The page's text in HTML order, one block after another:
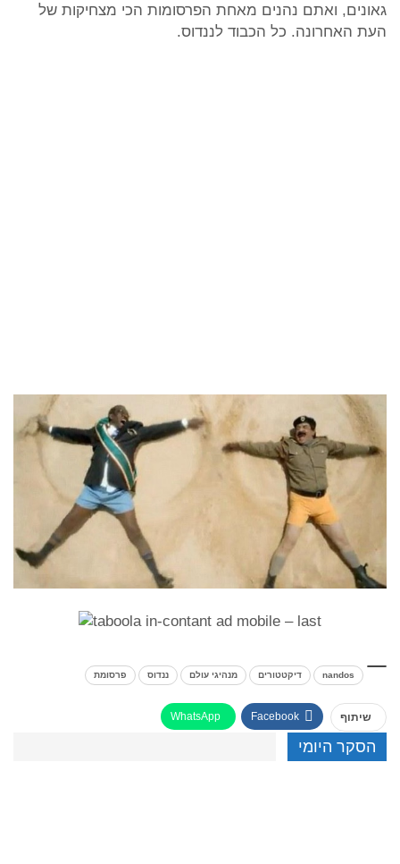
גאונים, ואתם נהנים מאחת הפרסומות הכי מצחיקות של
העת האחרונה. כל הכבוד לננדוס.
nandos דיקטטורים מנהיגי עולם ננדוס פרסומת
שיתוף Facebook
WhatsApp
הסקר היומי